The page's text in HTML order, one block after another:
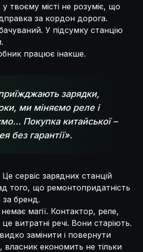
у твоєму місті не розуміє, що
за кордон дорога.
У підсумку станцію
працює інакше.
зарядки,
ми міняємо реле і
Покупка китайської –
без гарантії».
сервіс зарядних станцій
того, що ремонтопридатність
за бренд.
магії. Контактор, реле,
витратні речі. Вони старіють.
замінити і повернути
власник економить не тільки